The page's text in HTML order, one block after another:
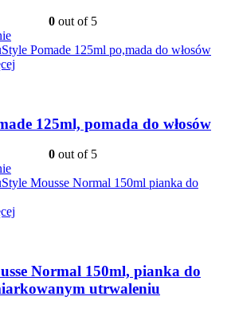
0out of 5
125ml, pomada do włosów
0out of 5
Normal 150ml, pianka do
utrwaleniu